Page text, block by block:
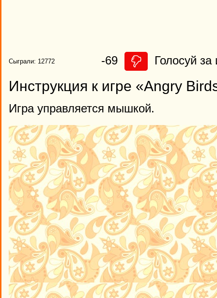
Сыграли: 12772 -69 Голосуй за
Инструкция к игре «Angry
Игра управляется мышкой.